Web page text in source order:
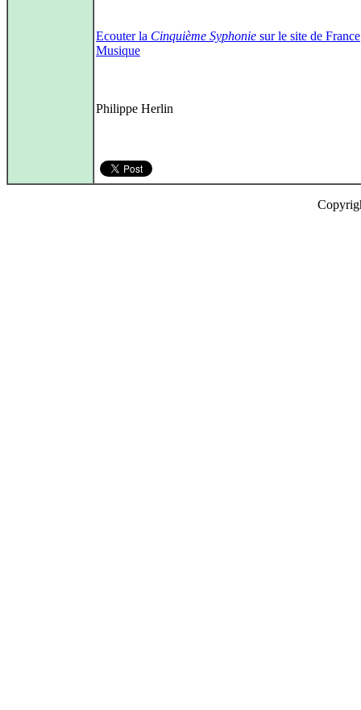
Ecouter la Cinquième Syphonie sur le site de France
Musique
Philippe Herlin